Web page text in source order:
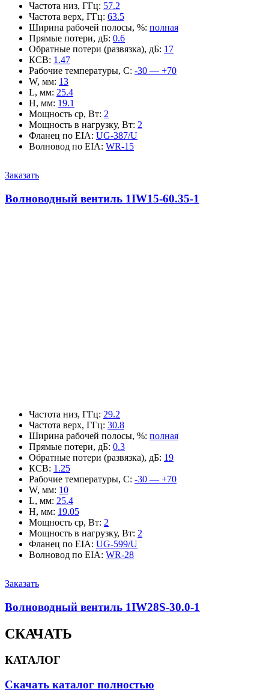
Частота низ, ГГц: 57.2
Частота верх, ГГц: 63.5
Ширина рабочей полосы, %: полная
Прямые потери, дБ: 0.6
Обратные потери (развязка), дБ: 17
КСВ: 1.47
Рабочие температуры, С: -30 — +70
W, мм: 13
L, мм: 25.4
H, мм: 19.1
Мощность ср, Вт: 2
Мощность в нагрузку, Вт: 2
Фланец по EIA: UG-387/U
Волновод по EIA: WR-15
Заказать
Волноводный вентиль 1IW15-60.35-1
Частота низ, ГГц: 29.2
Частота верх, ГГц: 30.8
Ширина рабочей полосы, %: полная
Прямые потери, дБ: 0.3
Обратные потери (развязка), дБ: 19
КСВ: 1.25
Рабочие температуры, С: -30 — +70
W, мм: 10
L, мм: 25.4
H, мм: 19.05
Мощность ср, Вт: 2
Мощность в нагрузку, Вт: 2
Фланец по EIA: UG-599/U
Волновод по EIA: WR-28
Заказать
Волноводный вентиль 1IW28S-30.0-1
СКАЧАТЬ
КАТАЛОГ
Скачать каталог полностью